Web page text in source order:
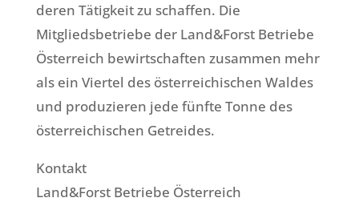
deren Tätigkeit zu schaffen. Die
Mitgliedsbetriebe der Land&Forst Betriebe
Österreich bewirtschaften zusammen mehr
als ein Viertel des österreichischen Waldes
und produzieren jede fünfte Tonne des
österreichischen Getreides.
Kontakt
Land&Forst Betriebe Österreich